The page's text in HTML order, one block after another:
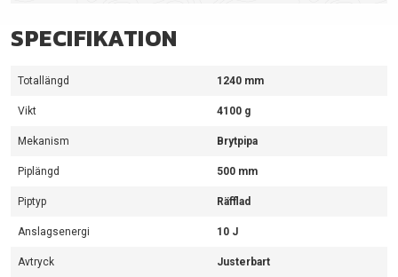
SPECIFIKATION
Totallängd 1240 mm
Vikt 4100 g
Mekanism Brytpipa
Piplängd 500 mm
Piptyp Räfflad
Anslagsenergi 10 J
Avtryck Justerbart